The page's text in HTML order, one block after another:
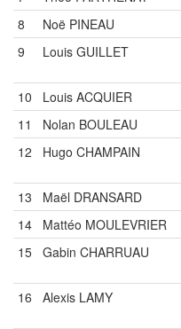
8
Noë PINEAU
9
Louis GUILLET
10 Louis ACQUIER
11
Nolan BOULEAU
12
Hugo CHAMPAIN
13 Maël DRANSARD
14
Mattéo MOULEVRIER
15 Gabin CHARRUAU
16 Alexis LAMY